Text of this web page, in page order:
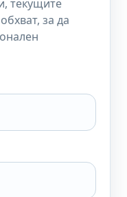
текущите
за да